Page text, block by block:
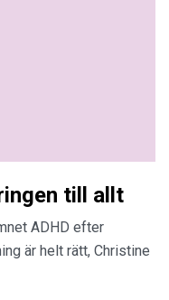
till allt
ADHD efter
är helt rätt, Christine